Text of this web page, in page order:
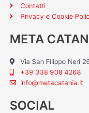
Contatti
Privacy e Cookie
META
Via San Filippo Neri
+39 338 908 4268
info@metacatania.it
SOCIAL